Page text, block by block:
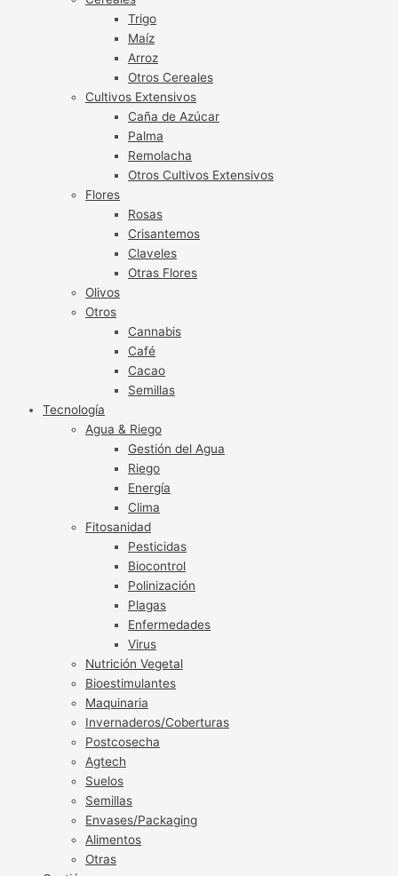
Trigo
Maíz
Arroz
Otros Cereales
Cultivos Extensivos
Caña de Azúcar
Palma
Remolacha
Otros Cultivos Extensivos
Flores
Rosas
Crisantemos
Claveles
Otras Flores
Olivos
Otros
Cannabis
Café
Cacao
Semillas
Tecnología
Agua & Riego
Gestión del Agua
Riego
Energía
Clima
Fitosanidad
Pesticidas
Biocontrol
Polinización
Plagas
Enfermedades
Virus
Nutrición Vegetal
Bioestimulantes
Maquinaria
Invernaderos/Coberturas
Postcosecha
Agtech
Suelos
Semillas
Envases/Packaging
Alimentos
Otras